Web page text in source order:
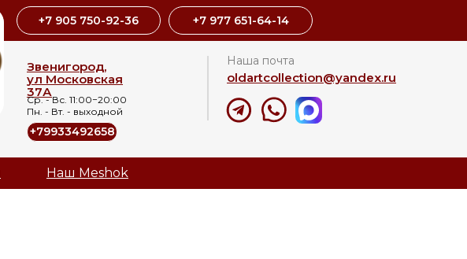
Наша почта
oldartcollection@yandex.ru
+7 977 651-64-14
+7 905 750-92-36
Звенигород,
ул Московская
37А
Ср. - Вс. 11:00−20:00
Пн. - Вт. - выходной
+79933492658
Наш Meshok